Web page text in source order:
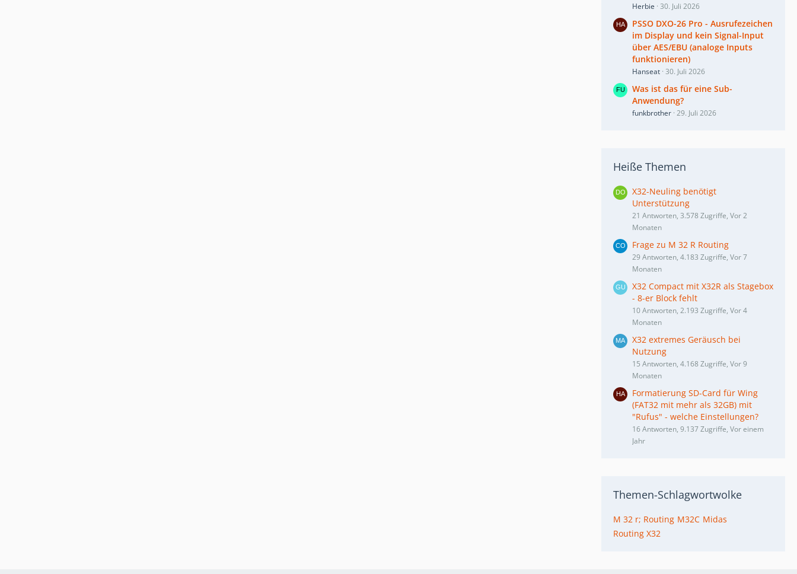
Herbie 30. Juli 2026
PSSO DXO-26 Pro - Ausrufezeichen
im Display und kein Signal-Input
über AES/EBU (analoge Inputs
funktionieren)
Hanseat 30. Juli 2026
Was ist das für eine Sub-
Anwendung?
funkbrother 29. Juli 2026
Heiße Themen
X32-Neuling benötigt
Unterstützung
21 Antworten, 3.578 Zugriffe, Vor 2
Monaten
Frage zu M 32 R Routing
29 Antworten, 4.183 Zugriffe, Vor 7
Monaten
X32 Compact mit X32R als Stagebox
- 8-er Block fehlt
10 Antworten, 2.193 Zugriffe, Vor 4
Monaten
X32 extremes Geräusch bei
Nutzung
15 Antworten, 4.168 Zugriffe, Vor 9
Monaten
Formatierung SD-Card für Wing
(FAT32 mit mehr als 32GB) mit
"Rufus" - welche Einstellungen?
16 Antworten, 9.137 Zugriffe, Vor einem
Jahr
Themen-Schlagwortwolke
M 32 r; Routing M32C Midas
Routing X32